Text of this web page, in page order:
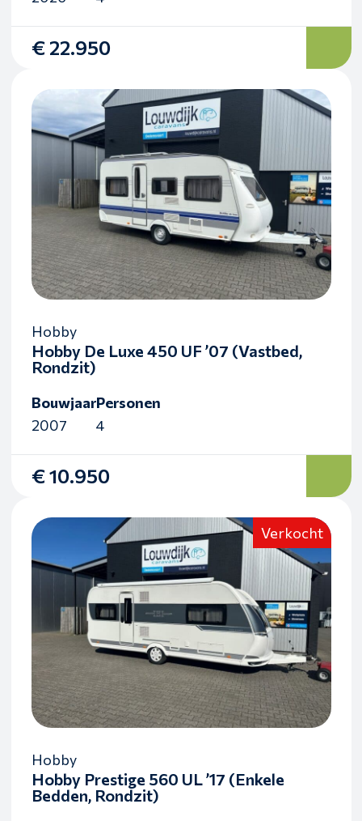
€ 22.950
Hobby
Hobby De Luxe 450 UF ’07 (Vastbed,
Rondzit)
Bouwjaar
2007
Personen
4
€ 10.950
Verkocht
Hobby
Hobby Prestige 560 UL ’17 (Enkele
Bedden, Rondzit)